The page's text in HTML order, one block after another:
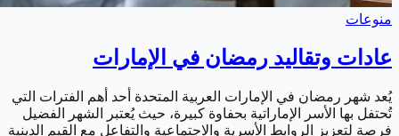
منوعات
عادات وتقاليد رمضان في الإمارات
يُعد شهر رمضان في الإمارات العربية المتحدة أحد أهم الفترات التي
تُحتفل بها الأسر الإماراتية بحفاوة كبيرة، حيث يُعتبر الشهر الفضيل
فرصة لتعزيز الروابط الأسرية والاجتماعية والتفاعل مع القيم الدينية